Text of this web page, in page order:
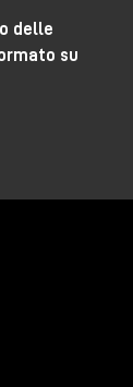
sono il
SSI2164 e
delle
su